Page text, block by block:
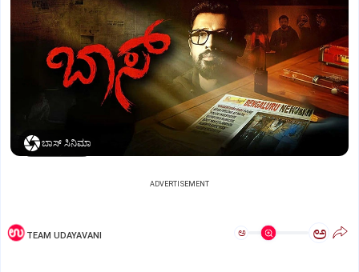
ಬಾಸ್‌ ಸಿನಿಮಾ
ADVERTISEMENT
TEAM UDAYAVANI ಅ ಅ